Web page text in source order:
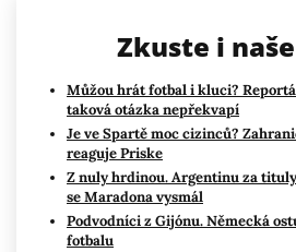
Zkuste i
Můžou hrát fotbal i kluci?
taková otázka nepřekvapí
Je ve Spartě moc cizinců?
reaguje Priske
Z nuly hrdinou. Argentinu za
se Maradona vysmál
Podvodníci z Gijónu. Německá
fotbalu